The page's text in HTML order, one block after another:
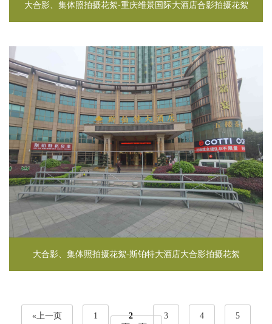
大合影、集体照拍摄花絮-重庆维景国际大酒店合影拍摄花絮
大合影、集体照拍摄花絮-斯铂特大酒店大合影拍摄花絮
«上一页 1 2 3 4
5